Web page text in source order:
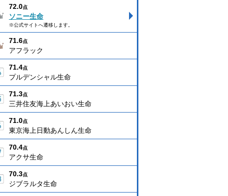
72.0点
ソニー生命
※公式サイトへ遷移します。
71.6点
アフラック
71.4点
プルデンシャル生命
71.3点
三井住友海上あいおい生命
71.0点
東京海上日動あんしん生命
70.4点
アクサ生命
70.3点
ジブラルタ生命